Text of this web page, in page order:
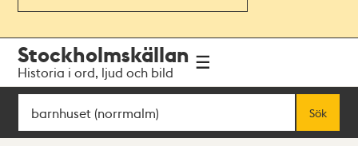
navigationen
huvudinnehållet
Stockholmskällan
Historia i ord, ljud och bild
Sök
Sök